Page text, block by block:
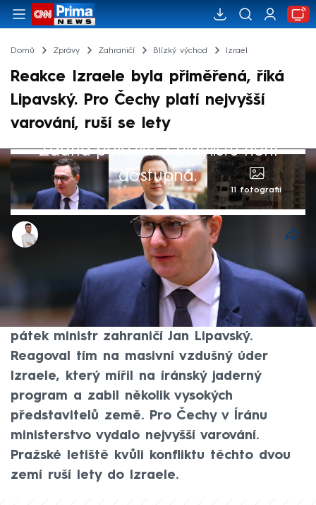
Domů Zprávy Zahraničí Blízký východ Izrael
Reakce Izraele byla přiměřená, říká
Lipavský. Pro Čechy platí nejvyšší
varování, ruší se lety
Žádná položka z playlistu není
dostupná.
11 fotografií
Lukáš Cigánek
13. čvn 2025, 09:08
Úder Izraele na Írán byl přiměřený. Mám
pro Tel Aviv pochopení, neboť Teherán
dlouhodobě usiluje o zničení Izraele, řekl v
pátek ministr zahraničí Jan Lipavský.
Reagoval tím na masivní vzdušný úder
Izraele, který mířil na íránský jaderný
program a zabil několik vysokých
představitelů země. Pro Čechy v Íránu
ministerstvo vydalo nejvyšší varování.
Pražské letiště kvůli konfliktu těchto dvou
zemí ruší lety do Izraele.